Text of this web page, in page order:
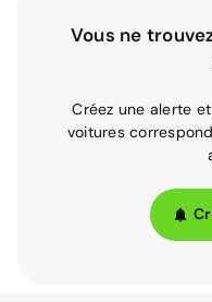
Vous ne
Créez une alerte
voitures